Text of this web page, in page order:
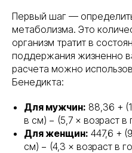
Первый шаг —
метаболизма. Это
организм тратит в
поддержания жизненно
расчета можно
Бенедикта:
Для мужчин: 88,36 +
в см) − (5,7 × возраст в
Для женщин: 447,6 +
см) − (4,3 × возраст в